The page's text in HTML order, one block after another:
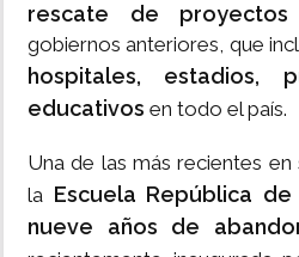
rescate de proyectos
gobiernos anteriores, que
hospitales, estadios,
educativos en todo el país.
Una de las más recientes
la Escuela República de
nueve años de